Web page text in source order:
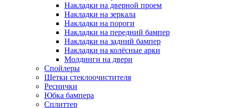
Накладки на дверной проем
Накладки на зеркала
Накладки на пороги
Накладки на передний бампер
Накладки на задний бампер
Накладки на колёсные арки
Молдинги на двери
Спойлеры
Щетки стеклоочистителя
Реснички
Юбка бампера
Сплиттер